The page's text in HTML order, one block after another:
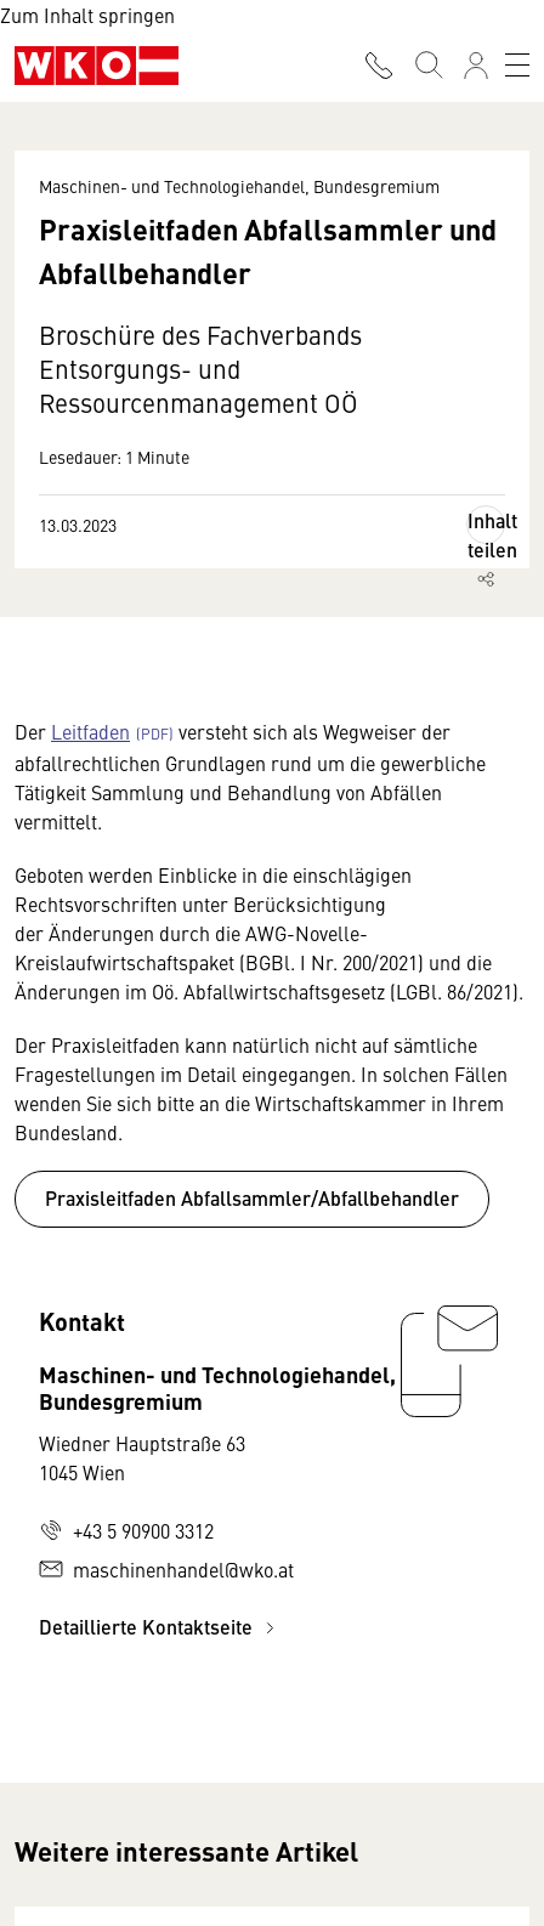
Zum Inhalt springen
Maschinen- und Technologiehandel, Bundesgremium
Praxisleitfaden Abfallsammler und
Abfallbehandler
Broschüre des Fachverbands
Entsorgungs- und
Ressourcenmanagement OÖ
Lesedauer: 1 Minute
13.03.2023
Inhalt
teilen
Der Leitfaden
versteht sich als Wegweiser der
abfallrechtlichen Grundlagen rund um die gewerbliche
Tätigkeit Sammlung und Behandlung von Abfällen
vermittelt.
Geboten werden Einblicke in die einschlägigen
Rechtsvorschriften unter Berücksichtigung
der Änderungen durch die AWG-Novelle-
Kreislaufwirtschaftspaket (BGBl. I Nr. 200/2021) und die
Änderungen im Oö. Abfallwirtschaftsgesetz (LGBl. 86/2021).
Der Praxisleitfaden kann natürlich nicht auf sämtliche
Fragestellungen im Detail eingegangen. In solchen Fällen
wenden Sie sich bitte an die Wirtschaftskammer in Ihrem
Bundesland.
Praxisleitfaden Abfallsammler/Abfallbehandler
Kontakt
Maschinen- und Technologiehandel,
Bundesgremium
Wiedner Hauptstraße 63
1045 Wien
+43 5 90900 3312
maschinenhandel@wko.at
Detaillierte Kontaktseite
Weitere interessante Artikel